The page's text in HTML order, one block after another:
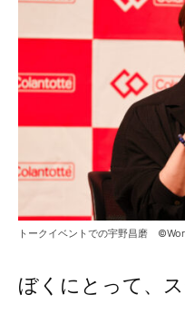
トークイベントでの宇野昌磨
ぼくにとって、